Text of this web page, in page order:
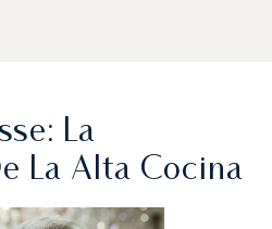
La
La Alta Cocina